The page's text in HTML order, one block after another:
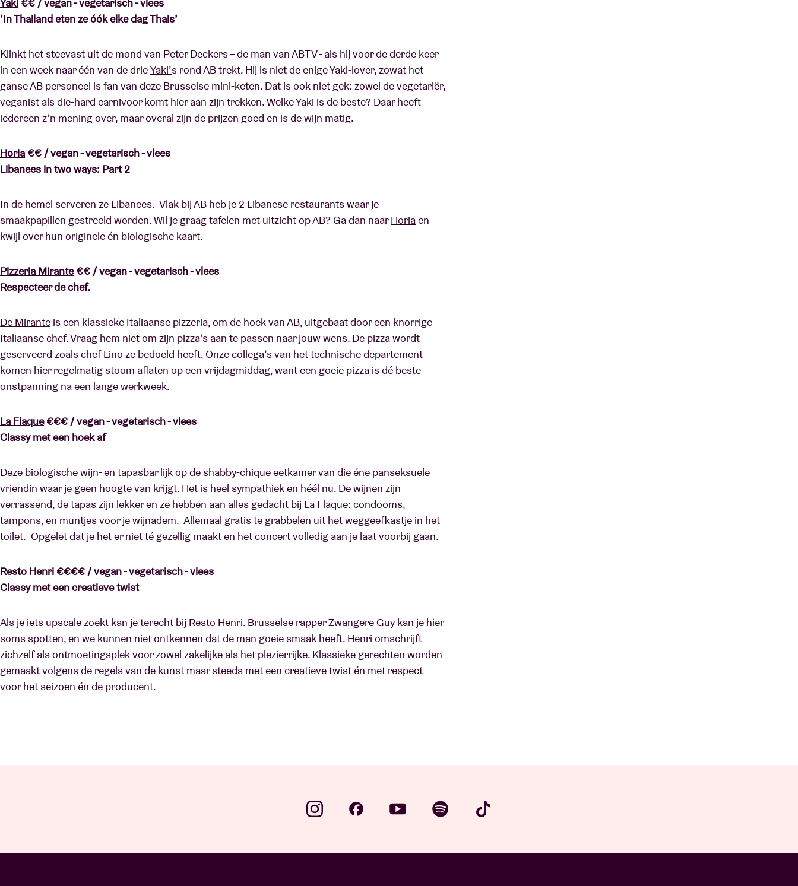
‘In Thailand eten ze óók elke dag Thais’
Klinkt het steevast uit de mond van Peter Deckers – de man van ABTV - als hij voor de derde keer
in een week naar één van de drieYaki’s rond AB trekt. Hij is niet de enige Yaki-lover, zowat het
ganse AB personeel is fan van deze Brusselse mini-keten. Dat is ook niet gek: zowel de vegetariër,
veganist als die-hard carnivoor komt hier aan zijn trekken. Welke Yaki is de beste? Daar heeft
iedereen z’n mening over, maar overal zijn de prijzen goed en is de wijn matig.
Horia€€ / vegan - vegetarisch - vlees
Libanees in two ways: Part 2
In de hemel serveren ze Libanees. Vlak bij AB heb je 2 Libanese restaurants waar je
smaakpapillen gestreeld worden. Wil je graag tafelen met uitzicht op AB? Ga dan naarHoriaen
kwijl over hun originele én biologische kaart.
Pizzeria Mirante€€ / vegan - vegetarisch - vlees
Respecteer de chef.
De Mirante is een klassieke Italiaanse pizzeria, om de hoek van AB, uitgebaat door een knorrige
Italiaanse chef. Vraag hem niet om zijn pizza’s aan te passen naar jouw wens. De pizza wordt
geserveerd zoals chef Lino ze bedoeld heeft. Onze collega’s van het technische departement
komen hier regelmatig stoom aflaten op een vrijdagmiddag, want een goeie pizza is dé beste
onstpanning na een lange werkweek.
La Flaque€€€ / vegan - vegetarisch - vlees
Classy met een hoek af
Deze biologische wijn- en tapasbar lijk op de shabby-chique eetkamer van die éne panseksuele
vriendin waar je geen hoogte van krijgt. Het is heel sympathiek en héél nu. De wijnen zijn
verrassend, de tapas zijn lekker en ze hebben aan alles gedacht bij La Flaque: condooms,
tampons, en muntjes voor je wijnadem. Allemaal gratis te grabbelen uit het weggeefkastje in het
toilet. Opgelet dat je het er niet té gezellig maakt en het concert volledig aan je laat voorbij gaan.
Resto Henri €€€€ / vegan - vegetarisch - vlees
Classy met een creatieve twist
Als je iets upscale zoekt kan je terecht bij Resto Henri. Brusselse rapper Zwangere Guy kan je hier
soms spotten, en we kunnen niet ontkennen dat de man goeie smaak heeft. Henri omschrijft
zichzelf als ontmoetingsplek voor zowel zakelijke als het plezierrijke. Klassieke gerechten worden
gemaakt volgens de regels van de kunst maar steeds met een creatieve twist én met respect
voor het seizoen én de producent.